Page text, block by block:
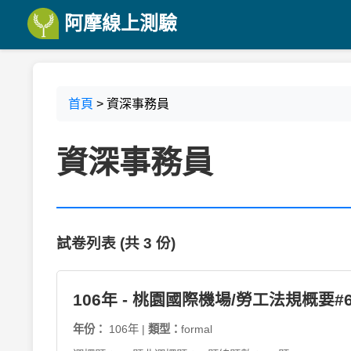
阿摩線上測驗
首頁 > 資深事務員
資深事務員
試卷列表 (共 3 份)
106年 - 桃園國際機場/勞工法規概要
年份： 106年 | 類型： formal